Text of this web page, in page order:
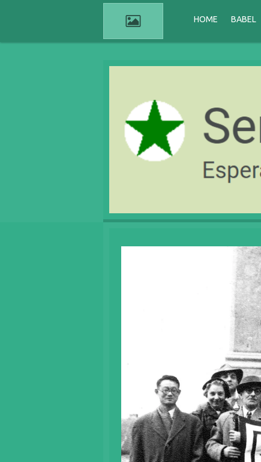
contenu
HOME BABEL